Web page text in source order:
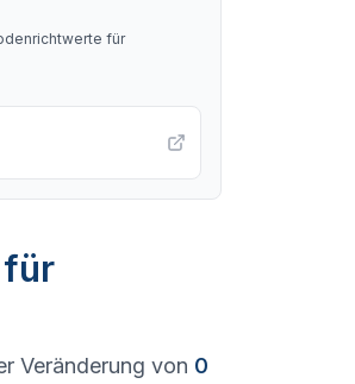
für
für
Veränderung von 0